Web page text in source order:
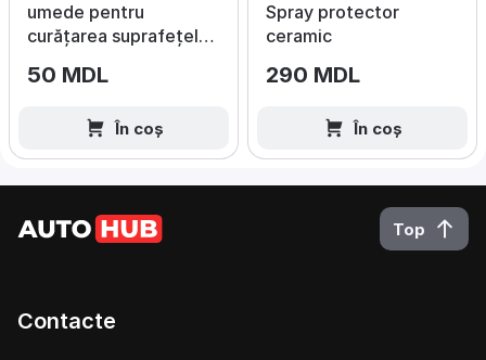
umede pentru
curățarea suprafețelor
50 MDL
În coș
Spray protector
ceramic
290 MDL
În coș
Top
Contacte